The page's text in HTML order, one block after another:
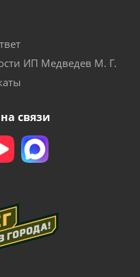
ИП Медведев М. Г.
связи